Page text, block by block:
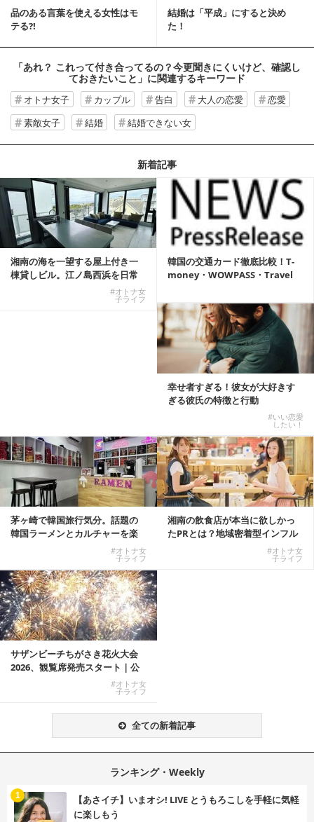
品のある言葉を使える女性はモ
テる?!
結婚は「平成」にすると決め
た！
「あれ？ これって付き合ってるの？今更聞きにくいけど、確認し
ておきたいこと」 に関連するキーワード
オトナ女子 カップル 告白 大人の恋愛
恋愛
素敵女子
結婚 結婚できない女
新着記事
湘南の海を一望する屋上付き一
棟貸しビル。江ノ島西浜を日常
#オトナ女
子ライフ
韓国の交通カード徹底比較！T-
money・WOWPASS・Travel
幸せ者すぎる！彼女が大好きす
ぎる彼氏の特徴と行動
#いい恋愛
したい！
茅ヶ崎で韓国旅行気分。話題の
韓国ラーメンとカルチャーを楽
#オトナ女
子ライフ
湘南の飲食店が本当に欲しかっ
たPRとは？地域密着型インフル
#オトナ女
子ライフ
サザンビーチちがさき花火大会
2026、観覧席発売スタート｜公
#オトナ女
子ライフ
全ての新着記事
ランキング・Weekly
【あさイチ】いまオシ! LIVE とうもろこしを手軽に気軽
に楽しもう
1